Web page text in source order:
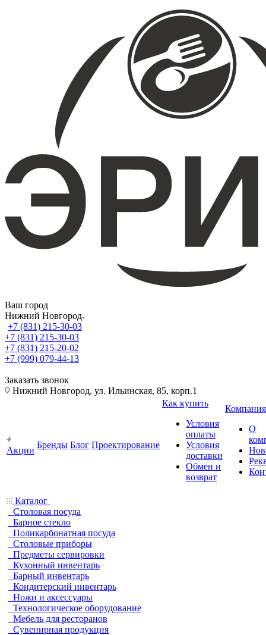
Ваш город
Нижний Новгород
+7 (831) 215-30-03
+7 (831) 215-30-03
+7 (831) 215-20-02
+7 (999) 079-44-13
Заказать звонок
Нижний Новгород, ул. Ильинская, 85, корп.1
Акции
Бренды Блог Проектирование
Как купить
Условия
оплаты
Условия
доставки
Обмен и
возврат
Компания
О
Каталог
Столовая посуда
Барное стекло
Поликарбонатная посуда
Столовые приборы
Предметы сервировки
Кухонный инвентарь
Барный инвентарь
Кондитерский инвентарь
Ножи и аксессуары
Технологическое оборудование
Мебель для ресторанов
Сувенирная продукция